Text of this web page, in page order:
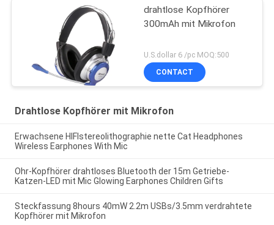
drahtlose Kopfhörer
300mAh mit Mikrofon
U.S.dollar 6 /pc MOQ:500
CONTACT
Drahtlose Kopfhörer mit Mikrofon
Erwachsene HIFIstereolithographie nette Cat Headphones
Wireless Earphones With Mic
Ohr-Kopfhörer drahtloses Bluetooth der 15m Getriebe-
Katzen-LED mit Mic Glowing Earphones Children Gifts
Steckfassung 8hours 40mW 2.2m USBs/3.5mm verdrahtete
Kopfhörer mit Mikrofon